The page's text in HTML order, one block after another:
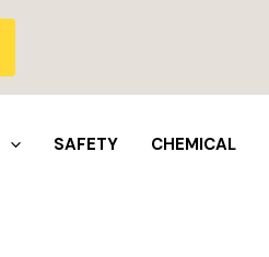
SAFETY CHEMICAL